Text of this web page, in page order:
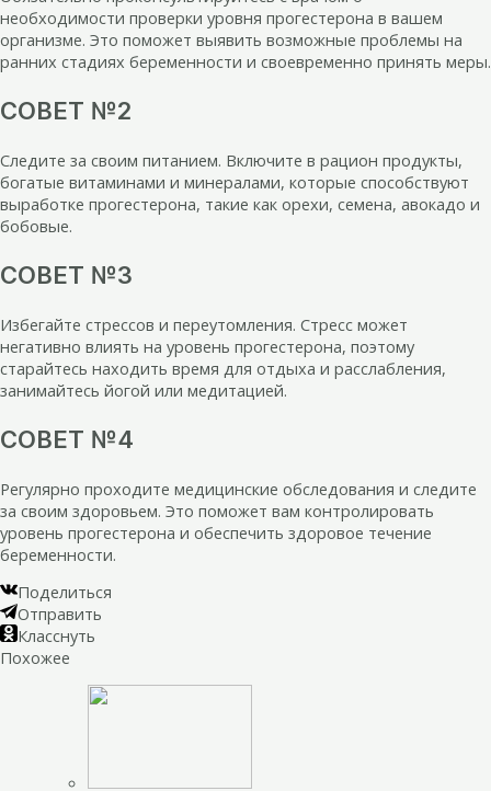
необходимости проверки уровня прогестерона в вашем
организме. Это поможет выявить возможные проблемы на
ранних стадиях беременности и своевременно принять меры.
СОВЕТ №2
Следите за своим питанием. Включите в рацион продукты,
богатые витаминами и минералами, которые способствуют
выработке прогестерона, такие как орехи, семена, авокадо и
бобовые.
СОВЕТ №3
Избегайте стрессов и переутомления. Стресс может
негативно влиять на уровень прогестерона, поэтому
старайтесь находить время для отдыха и расслабления,
занимайтесь йогой или медитацией.
СОВЕТ №4
Регулярно проходите медицинские обследования и следите
за своим здоровьем. Это поможет вам контролировать
уровень прогестерона и обеспечить здоровое течение
беременности.
Поделиться
Отправить
Класснуть
Похожее